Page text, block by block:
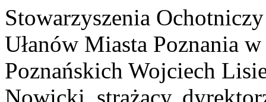
Stowarzyszenia
Ułanów Miasta Poznania
Poznańskich Wojciech
Nowicki, strażacy,